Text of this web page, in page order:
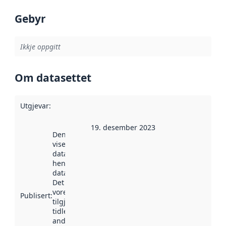
Gebyr
Ikkje oppgitt
Om datasettet
Utgjevar:
Publisert:
Denne datoen
viser når
datasettet vart
henta inn av
data.norge.no.
Det kan ha
vore
tilgjengeleg
tidlegare
andre stader.
19. desember 2023